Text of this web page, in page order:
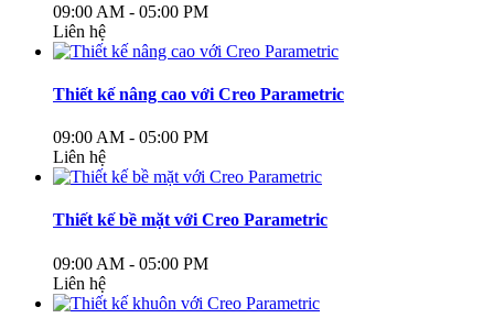
09:00 AM - 05:00 PM
Liên hệ
Thiết kế nâng cao với Creo Parametric
09:00 AM - 05:00 PM
Liên hệ
Thiết kế bề mặt với Creo Parametric
09:00 AM - 05:00 PM
Liên hệ